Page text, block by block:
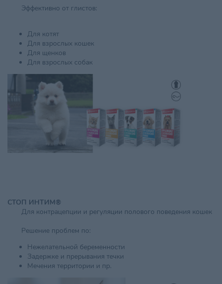
Эффективно от глистов:
Для котят
Для взрослых кошек
Для щенков
Для взрослых собак
СТОП ИНТИМ®
Для контрацепции и регуляции полового поведения кошек
Решение проблем по:
Нежелательной беременности
Задержке и прерывания течки
Мечения территории и пр.